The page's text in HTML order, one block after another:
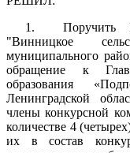
1. Поручить
"Винницкое
муниципального
обращение к
образования
Ленинградской
члены конкурсной
количестве 4
их в состав